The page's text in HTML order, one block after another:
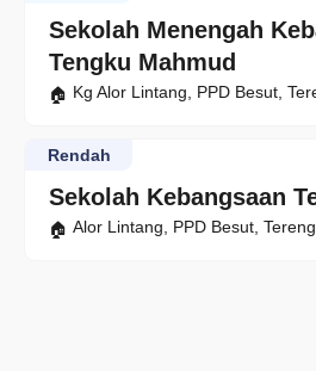
Sekolah Menengah
Tengku Mahmud
Kg Alor Lintang, PPD Besut,
Sekolah Kebangsaan
Rendah
Alor Lintang, PPD Besut,